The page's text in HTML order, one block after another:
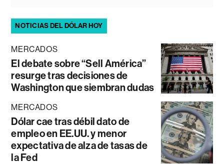
NOTICIAS DEL DÓLAR HOY
MERCADOS
El debate sobre “Sell América”
resurge tras decisiones de
Washington que siembran dudas
MERCADOS
Dólar cae tras débil dato de
empleo en EE.UU. y menor
expectativa de alza de tasas de
la Fed